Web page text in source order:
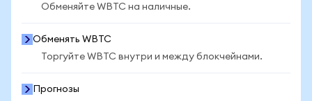
Обменяйте WBTC на наличные.
Обменять WBTC
Торгуйте WBTC внутри и между блокчейнами.
Прогнозы